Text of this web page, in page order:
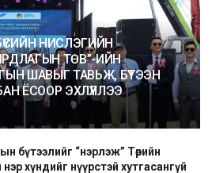
НИСЛЭГИЙН
ТӨВ”-ИЙН
ШАВЫГ ТАВЬЖ, БҮТЭЭН
ЁСООР ЭХЛҮҮЛЛЭЭ
бүтээлийг “нэрлэж” Төрийн
хүндийг нүүрстэй хутгасангүй